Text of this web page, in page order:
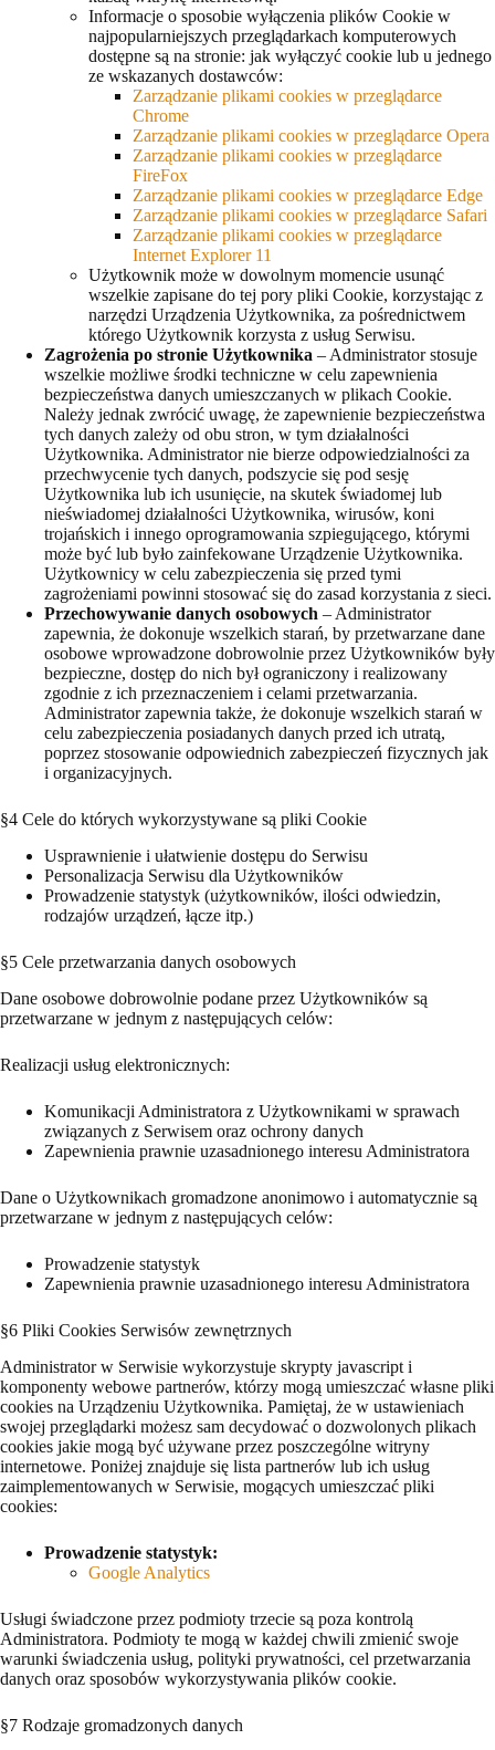
Informacje o sposobie wyłączenia plików Cookie w
najpopularniejszych przeglądarkach komputerowych
dostępne są na stronie: jak wyłączyć cookie lub u jednego
ze wskazanych dostawców:
Zarządzanie plikami cookies w przeglądarce
Chrome
Zarządzanie plikami cookies w przeglądarce Opera
Zarządzanie plikami cookies w przeglądarce
FireFox
Zarządzanie plikami cookies w przeglądarce Edge
Zarządzanie plikami cookies w przeglądarce Safari
Zarządzanie plikami cookies w przeglądarce
Internet Explorer 11
Użytkownik może w dowolnym momencie usunąć
wszelkie zapisane do tej pory pliki Cookie, korzystając z
narzędzi Urządzenia Użytkownika, za pośrednictwem
którego Użytkownik korzysta z usług Serwisu.
Zagrożenia po stronie Użytkownika – Administrator stosuje
wszelkie możliwe środki techniczne w celu zapewnienia
bezpieczeństwa danych umieszczanych w plikach Cookie.
Należy jednak zwrócić uwagę, że zapewnienie bezpieczeństwa
tych danych zależy od obu stron, w tym działalności
Użytkownika. Administrator nie bierze odpowiedzialności za
przechwycenie tych danych, podszycie się pod sesję
Użytkownika lub ich usunięcie, na skutek świadomej lub
nieświadomej działalności Użytkownika, wirusów, koni
trojańskich i innego oprogramowania szpiegującego, którymi
może być lub było zainfekowane Urządzenie Użytkownika.
Użytkownicy w celu zabezpieczenia się przed tymi
zagrożeniami powinni stosować się do zasad korzystania z sieci.
Przechowywanie danych osobowych – Administrator
zapewnia, że dokonuje wszelkich starań, by przetwarzane dane
osobowe wprowadzone dobrowolnie przez Użytkowników były
bezpieczne, dostęp do nich był ograniczony i realizowany
zgodnie z ich przeznaczeniem i celami przetwarzania.
Administrator zapewnia także, że dokonuje wszelkich starań w
celu zabezpieczenia posiadanych danych przed ich utratą,
poprzez stosowanie odpowiednich zabezpieczeń fizycznych jak
i organizacyjnych.
§4 Cele do których wykorzystywane są pliki Cookie
Usprawnienie i ułatwienie dostępu do Serwisu
Personalizacja Serwisu dla Użytkowników
Prowadzenie statystyk (użytkowników, ilości odwiedzin,
rodzajów urządzeń, łącze itp.)
§5 Cele przetwarzania danych osobowych
Dane osobowe dobrowolnie podane przez Użytkowników są
przetwarzane w jednym z następujących celów:
Realizacji usług elektronicznych:
Komunikacji Administratora z Użytkownikami w sprawach
związanych z Serwisem oraz ochrony danych
Zapewnienia prawnie uzasadnionego interesu Administratora
Dane o Użytkownikach gromadzone anonimowo i automatycznie są
przetwarzane w jednym z następujących celów:
Prowadzenie statystyk
Zapewnienia prawnie uzasadnionego interesu Administratora
§6 Pliki Cookies Serwisów zewnętrznych
Administrator w Serwisie wykorzystuje skrypty javascript i
komponenty webowe partnerów, którzy mogą umieszczać własne pliki
cookies na Urządzeniu Użytkownika. Pamiętaj, że w ustawieniach
swojej przeglądarki możesz sam decydować o dozwolonych plikach
cookies jakie mogą być używane przez poszczególne witryny
internetowe. Poniżej znajduje się lista partnerów lub ich usług
zaimplementowanych w Serwisie, mogących umieszczać pliki
cookies:
Prowadzenie statystyk:
Google Analytics
Usługi świadczone przez podmioty trzecie są poza kontrolą
Administratora. Podmioty te mogą w każdej chwili zmienić swoje
warunki świadczenia usług, polityki prywatności, cel przetwarzania
danych oraz sposobów wykorzystywania plików cookie.
§7 Rodzaje gromadzonych danych